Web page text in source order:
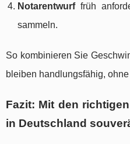
Notarentwurffrüh
sammeln.
So kombinieren Sie
bleiben handlungsfähig,
Fazit: Mit den
in Deutschland